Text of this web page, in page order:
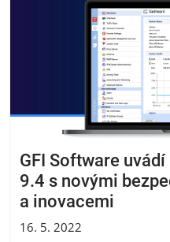
GFI Software uvádí
9.4 s novými
a inovacemi
16. 5. 2022